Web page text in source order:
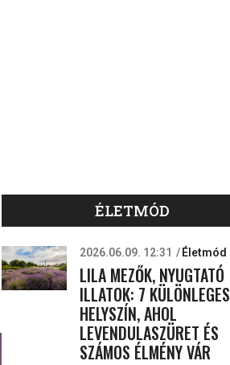
ÉLETMÓD
2026.06.09. 12:31 Életmód
LILA MEZŐK, NYUGTATÓ
ILLATOK: 7 KÜLÖNLEGES
HELYSZÍN, AHOL
LEVENDULASZÜRET ÉS
SZÁMOS ÉLMÉNY VÁR